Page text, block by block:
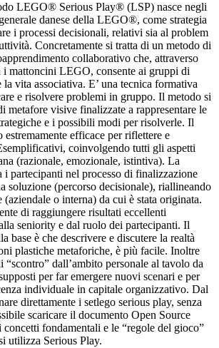
LEGO® Serious Play® (LSP) nasce negli
danese della LEGO®, come strategia
i processi decisionali, relativi sia al problem
Concretamente si tratta di un metodo di
collaborativo che, attraverso
mattoncini LEGO, consente ai gruppi di
vita associativa. E’ una tecnica formativa
e risolvere problemi in gruppo. Il metodo si
metafore visive finalizzate a rappresentare le
e i possibili modi per risolverle. Il
estremamente efficace per riflettere e
coinvolgendo tutti gli aspetti
(razionale, emozionale, istintiva). La
i partecipanti nel processo di finalizzazione
soluzione (percorso decisionale), riallineando
o interna) da cui è stata originata.
di raggiungere risultati eccellenti
seniority e dal ruolo dei partecipanti. Il
base è che descrivere e discutere la realtà
plastiche metaforiche, è più facile. Inoltre
dall’ambito personale al tavolo da
per far emergere nuovi scenari e per
individuale in capitale organizzativo. Dal
direttamente i setlego serious play, senza
scaricare il documento Open Source
concetti fondamentali e le “regole del gioco”
utilizza Serious Play.